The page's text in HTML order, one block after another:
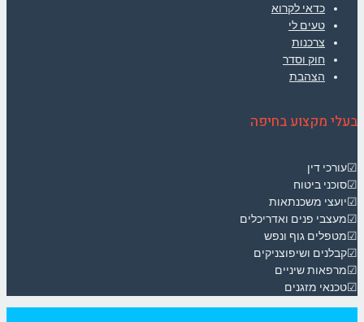
כדאי לקרוא
טעים לי
צרכנות
חוק וסדר
הצהבת
בעלי מקצוע בחיפה
☑עורכי דין
☑סוכני ביטוח
☑יועצי משכנתאות
☑מעצבי פנים ואדריכלים
☑מטפלים גוף ונפש
☑קבלנים ושיפוצניקים
☑מרפאות שיניים
☑טכנאי מזגנים